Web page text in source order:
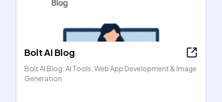
Bolt AI Blog
Bolt AI Blog: AI Tools, Web App Development & Image
Generation